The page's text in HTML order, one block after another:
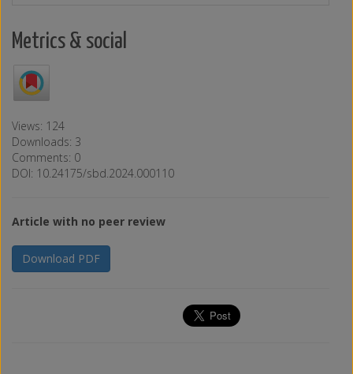
Metrics & social
Views: 124
Downloads: 3
Comments: 0
DOI: 10.24175/sbd.2024.000110
Article with no peer review
Download PDF